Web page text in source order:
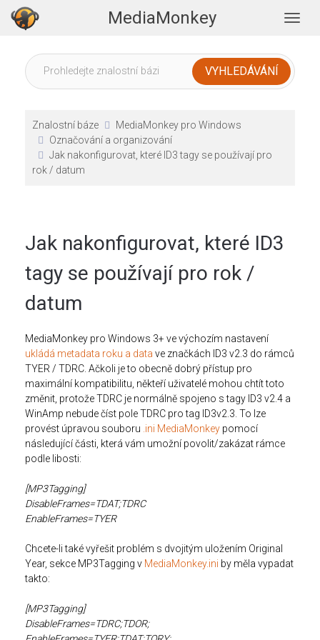
MediaMonkey
Znalostní báze
MediaMonkey pro Windows
Označování a organizování
Jak nakonfigurovat, které ID3 tagy se používají pro
rok / datum
Jak nakonfigurovat, které ID3
tagy se používají pro rok /
datum
MediaMonkey pro Windows 3+ ve výchozím nastavení
ukládá metadata roku a data ve značkách ID3 v2.3 do rámců
TYER / TDRC. Ačkoli je to obecně dobrý přístup pro
maximální kompatibilitu, někteří uživatelé mohou chtít toto
změnit, protože TDRC je normálně spojeno s tagy ID3 v2.4 a
WinAmp nebude číst pole TDRC pro tag ID3v2.3. To lze
provést úpravou souboru .ini MediaMonkey pomocí
následující části, která vám umožní povolit/zakázat rámce
podle libosti:
[MP3Tagging]
DisableFrames=TDAT;TDRC
EnableFrames=TYER
Chcete-li také vyřešit problém s dvojitým uložením Original
Year, sekce MP3Tagging v MediaMonkey.ini by měla vypadat
takto:
[MP3Tagging]
DisableFrames=TDRC;TDOR;